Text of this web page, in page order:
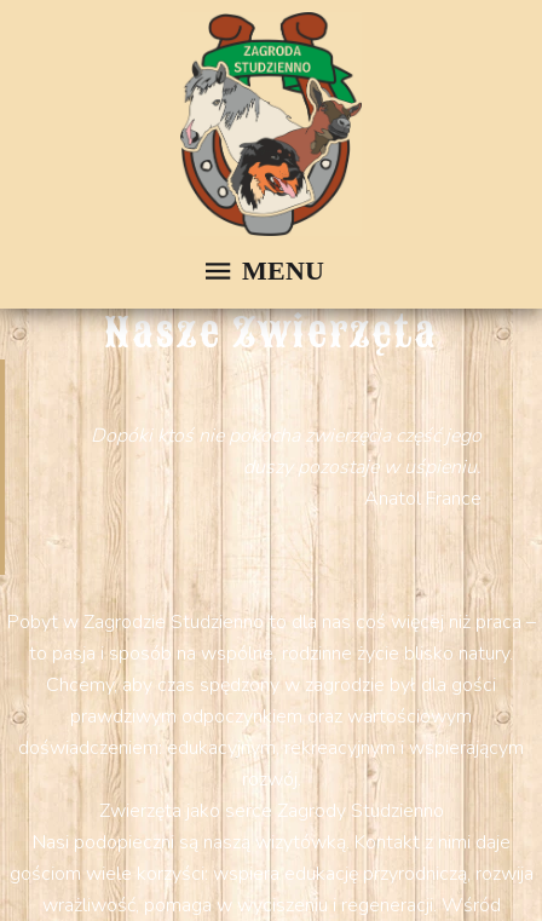
Nasze Zwierzęta
Dopóki ktoś nie pokocha zwierzęcia część jego
duszy pozostaje w uśpieniu.
Anatol France
Pobyt w Zagrodzie Studzienno to dla nas coś więcej niż praca –
to pasja i sposób na wspólne, rodzinne życie blisko natury.
Chcemy, aby czas spędzony w zagrodzie był dla gości
prawdziwym odpoczynkiem oraz wartościowym
doświadczeniem: edukacyjnym, rekreacyjnym i wspierającym
rozwój.
Zwierzęta jako serce Zagrody Studzienno
Nasi podopieczni są naszą wizytówką. Kontakt z nimi daje
gościom wiele korzyści: wspiera edukację przyrodniczą, rozwija
wrażliwość, pomaga w wyciszeniu i regeneracji. Wśród